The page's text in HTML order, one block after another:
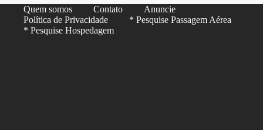
Quem somos Contato
Anuncie
Política de Privacidade
* Pesquise Passagem Aérea
* Pesquise Hospedagem